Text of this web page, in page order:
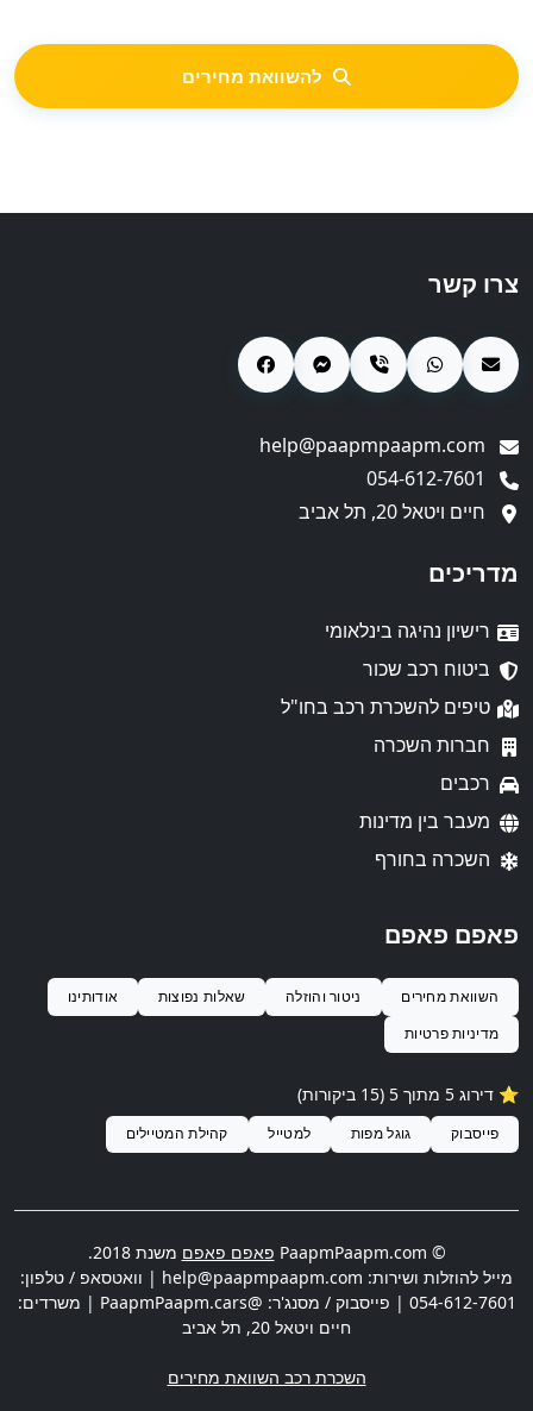
להשוואת מחירים
צרו קשר
חיים ויטאל 20, תל אביב
מדריכים
רישיון נהיגה בינלאומי
ביטוח רכב שכור
טיפים להשכרת רכב בחו"ל
חברות השכרה
רכבים
מעבר בין מדינות
השכרה בחורף
פאפם פאפם
השוואת מחירים ניטור והוזלה שאלות נפוצות
אודותינו
מדיניות פרטיות
⭐️ דירוג 5 מתוך 5 (15 ביקורות)
פייסבוק גוגל מפות למטייל קהילת המטיילים
© PaapmPaapm.com פאפם פאפם משנת 2018.
מייל להוזלות ושירות: help@paapmpaapm.com | וואטסאפ / טלפון:
054-612-7601 | פייסבוק / מסנג'ר: @PaapmPaapm.cars | משרדים:
חיים ויטאל 20
, תל אביב
השכרת רכב השוואת מחירים